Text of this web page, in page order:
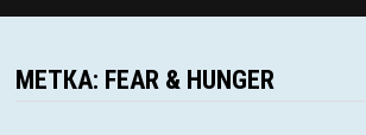
МЕТКА: FEAR & HUNGER